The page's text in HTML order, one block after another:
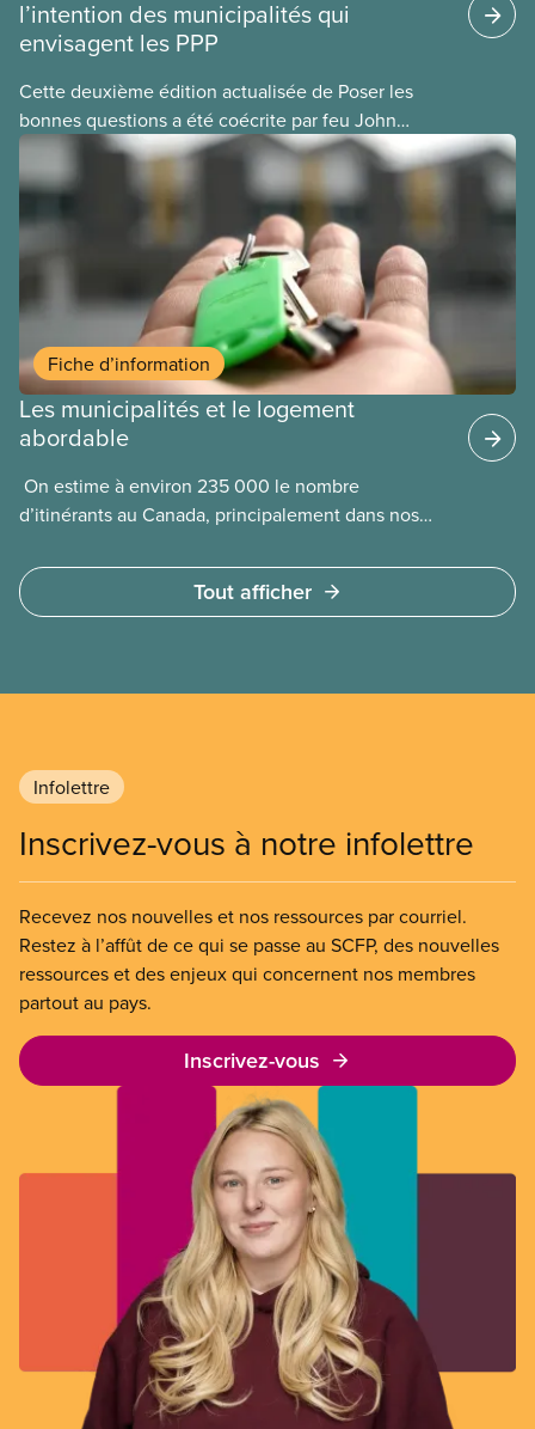
l’intention des municipalités qui
envisagent les PPP
Cette deuxième édition actualisée de Poser les
bonnes questions a été coécrite par feu John
Loxley et son fils, le chercheur Salim Loxley. À la
lumière des données et les expériences les plus
récentes au Canada et dans le monde entier, ce
guide examine avec un œil critique les arguments
en faveur et à l’encontre du recours aux
partenariats public-privé (PPP) pour les
infrastructures municipales. Ce texte en ligne est
une adaptation de la version imprimée du guide.
Fiche d’information
Les municipalités et le logement
abordable
​ On estime à environ 235 000 le nombre
d’itinérants au Canada, principalement dans nos
d’hypothèques et de logement (SCHL) estime
qu’un nombre beaucoup plus élevé, soit 1,7 million
Tout afficher
Infolettre
Inscrivez-vous à notre infolettre
Recevez nos nouvelles et nos ressources par courriel.
Restez à l’affût de ce qui se passe au SCFP, des nouvelles
ressources et des enjeux qui concernent nos membres
partout au pays.
Inscrivez-vous